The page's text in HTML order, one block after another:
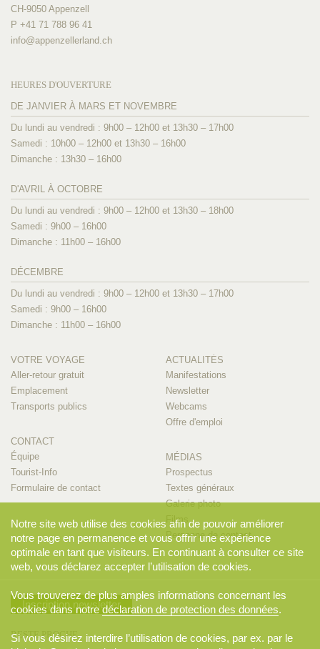
CH-9050 Appenzell
P +41 71 788 96 41
info@appenzellerland.ch
HEURES D'OUVERTURE
DE JANVIER À MARS ET NOVEMBRE
Du lundi au vendredi : 9h00 – 12h00 et 13h30 – 17h00
Samedi : 10h00 – 12h00 et 13h30 – 16h00
Dimanche : 13h30 – 16h00
D'AVRIL À OCTOBRE
Du lundi au vendredi : 9h00 – 12h00 et 13h30 – 18h00
Samedi : 9h00 – 16h00
Dimanche : 11h00 – 16h00
DÉCEMBRE
Du lundi au vendredi : 9h00 – 12h00 et 13h30 – 17h00
Samedi : 9h00 – 16h00
Dimanche : 11h00 – 16h00
VOTRE VOYAGE
Aller-retour gratuit
Emplacement
Transports publics
CONTACT
Équipe
Tourist-Info
Formulaire de contact
ACTUALITÉS
Manifestations
Newsletter
Webcams
Offre d'emploi
MÉDIAS
Prospectus
Textes généraux
Galerie photo
Films
Personne de contact
Inscription newsletter
RESTE PROCHE
Notre site web utilise des cookies afin de pouvoir améliorer
notre page en permanence et vous offrir une expérience
optimale en tant que visiteurs. En continuant à consulter ce site
web, vous déclarez accepter l’utilisation de cookies.
Vous trouverez de plus amples informations concernant les
cookies dans notredéclaration de protection des données.
Si vous désirez interdire l’utilisation de cookies, par ex. par le